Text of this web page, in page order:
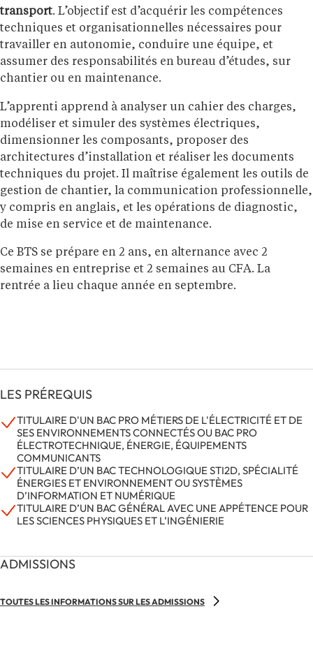
transport. L’objectif est d’acquérir les compétences
techniques et organisationnelles nécessaires pour
travailler en autonomie, conduire une équipe, et
assumer des responsabilités en bureau d’études, sur
chantier ou en maintenance.
L’apprenti apprend à analyser un cahier des charges,
modéliser et simuler des systèmes électriques,
dimensionner les composants, proposer des
architectures d’installation et réaliser les documents
techniques du projet. Il maîtrise également les outils de
gestion de chantier, la communication professionnelle,
y compris en anglais, et les opérations de diagnostic,
de mise en service et de maintenance.
Ce BTS se prépare en 2 ans, en alternance avec 2
semaines en entreprise et 2 semaines au CFA. La
rentrée a lieu chaque année en septembre.
LES PRÉREQUIS
TITULAIRE D'UN BAC PRO MÉTIERS DE L'ÉLECTRICITÉ ET DE
SES ENVIRONNEMENTS CONNECTÉS OU BAC PRO
ÉLECTROTECHNIQUE, ÉNERGIE, ÉQUIPEMENTS
COMMUNICANTS
TITULAIRE D’UN BAC TECHNOLOGIQUE STI2D, SPÉCIALITÉ
ÉNERGIES ET ENVIRONNEMENT OU SYSTÈMES
D’INFORMATION ET NUMÉRIQUE
TITULAIRE D’UN BAC GÉNÉRAL AVEC UNE APPÉTENCE POUR
LES SCIENCES PHYSIQUES ET L’INGÉNIERIE
ADMISSIONS
TOUTES LES INFORMATIONS SUR LES ADMISSIONS